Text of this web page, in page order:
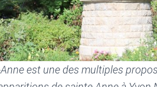
est une des multiples